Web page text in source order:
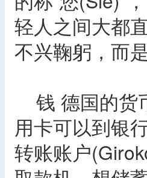
轻人之间大都
不兴鞠躬，而是
钱 德国的货
用卡可以到银
转账账户